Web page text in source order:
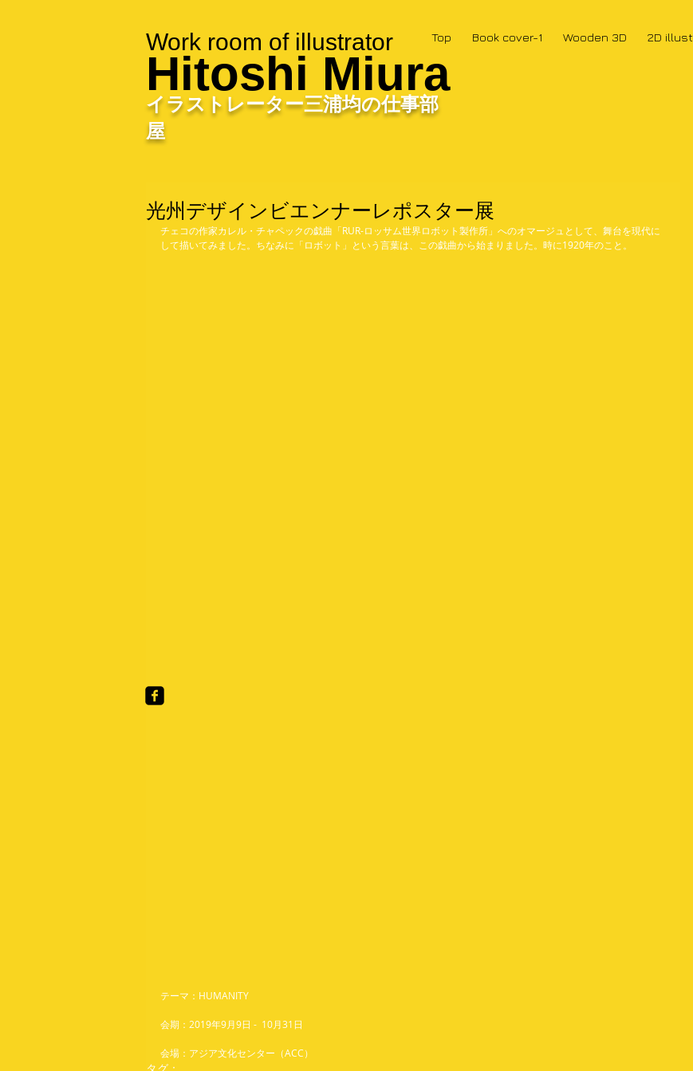
Work room of illustrator
Hitoshi Miura
Top Book cover-1 Wooden 3D 2D illust
イラストレーター三浦均の仕事部
屋
光州デザインビエンナーレポスター展
チェコの作家カレル・チャペックの戯曲「RUR-ロッサム世界ロボット製作所」へのオマージュとして、舞台を現代に
して描いてみました。ちなみに「ロボット」という言葉は、この戯曲から始まりました。時に1920年のこと。
テーマ：HUMANITY
会期：2019年9月9日 -  10月31日
会場：アジア文化センター（ACC）